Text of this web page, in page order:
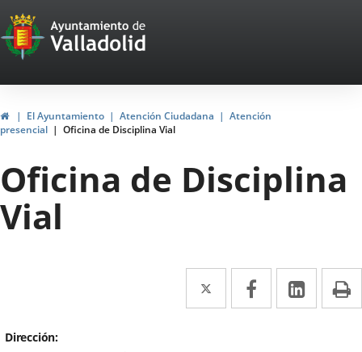
Portal
Web
del
Ayuntamiento
de
Valladolid
InicioEl Ayuntamiento Atención Ciudadana
Atención
presencial
Oficina de Disciplina Vial
Oficina de Disciplina
Vial
Twitter
Enlace
a
Facebook
Enlace
a
Enlace
a
Dirección